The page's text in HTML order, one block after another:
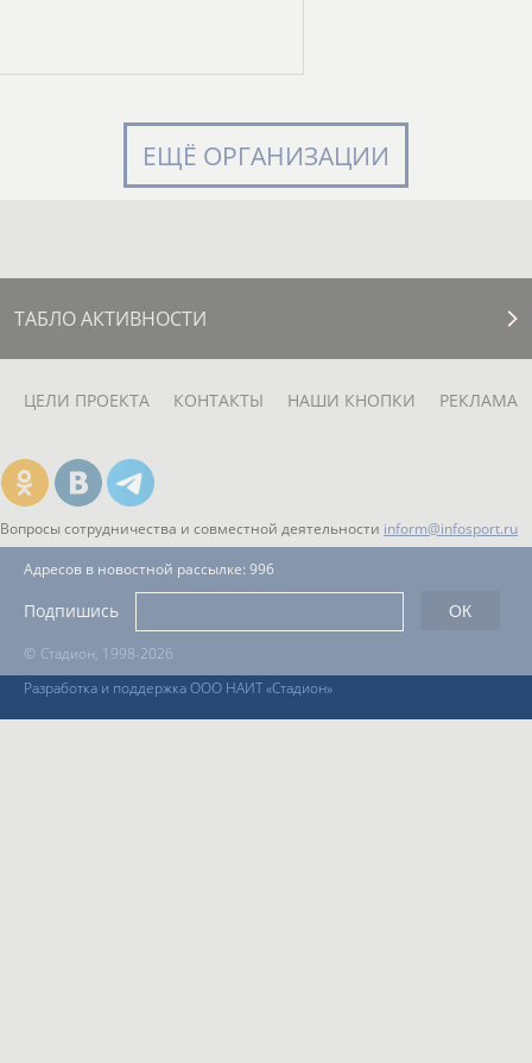
ЕЩЁ ОРГАНИЗАЦИИ
ТАБЛО АКТИВНОСТИ
ЦЕЛИ ПРОЕКТА КОНТАКТЫ НАШИ КНОПКИ РЕКЛАМА
Вопросы сотрудничества и совместной деятельности inform@infosport.ru
© Стадион, 1998-2026
Разработка и поддержка ООО НАИТ «Стадион»
Адресов в новостной рассылке: 996
Подпишись